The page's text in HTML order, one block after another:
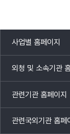
사업별 홈페이지
목록
열기
외청 및 소속기관
목록
열기
관련기관 홈페이지
목록
열기
관련국외기관 홈페
목록